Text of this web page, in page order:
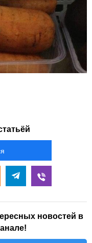
новостей в